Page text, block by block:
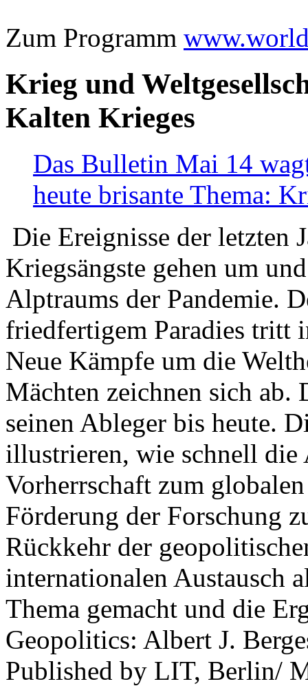
Zum Programm
Krieg und
Kalten Krieges
Das Bulletin Mai 14
heute brisante Thema:
Die Ereignisse der letzten
Kriegsängste gehen um
Alptraums der Pandemie.
friedfertigem Paradies tritt
Neue Kämpfe um die
Mächten zeichnen sich
seinen Ableger bis heute.
illustrieren, wie schnell die
Vorherrschaft zum
Förderung der Forschung
Rückkehr der
internationalen Austausch
Thema gemacht und die
Geopolitics: Albert J.
Published by LIT, Berlin/